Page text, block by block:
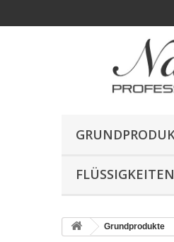
FLÜSSIGKEITEN
Grundprodukte